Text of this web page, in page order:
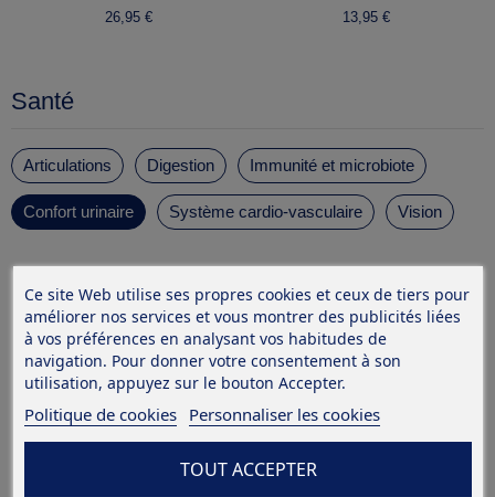
26,95 €
13,95 €
Santé
Articulations Digestion Immunité et microbiote
Confort urinaire Système cardio-vasculaire Vision
Ce site Web utilise ses propres cookies et ceux de tiers pour
améliorer nos services et vous montrer des publicités liées
à vos préférences en analysant vos habitudes de
navigation. Pour donner votre consentement à son
utilisation, appuyez sur le bouton Accepter.
Politique de cookies Personnaliser les cookies
TOUT ACCEPTER